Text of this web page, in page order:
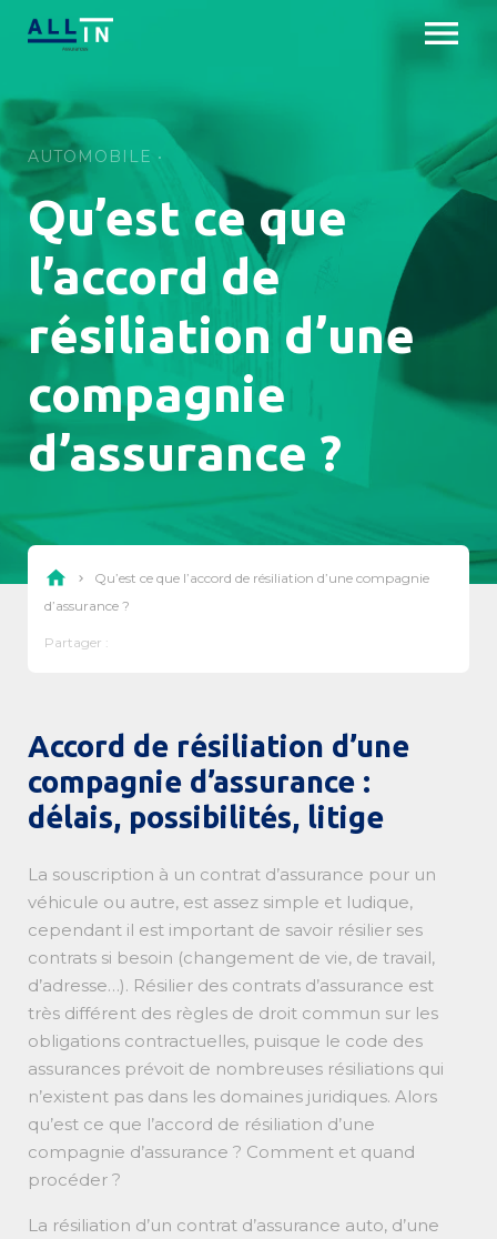
menu
Offres particuliers
Offres professionnels
À propos
DEMANDER UN DEVIS
AUTOMOBILE
Qu’est ce que
l’accord de
résiliation d’une
compagnie
d’assurance ?
home chevron_right
Qu’est ce que l’accord de résiliation d’une compagnie
d’assurance ?
Partager :
Accord de résiliation d’une
compagnie d’assurance :
délais, possibilités, litige
La souscription à un contrat d’assurance pour un
véhicule ou autre, est assez simple et ludique,
cependant il est important de savoir résilier ses
contrats si besoin (changement de vie, de travail,
d’adresse…). Résilier des contrats d’assurance est
très différent des règles de droit commun sur les
obligations contractuelles, puisque le code des
assurances prévoit de nombreuses résiliations qui
n’existent pas dans les domaines juridiques. Alors
qu’est ce que l’accord de résiliation d’une
compagnie d’assurance ? Comment et quand
procéder ?
La résiliation d’un contrat d’assurance auto, d’une